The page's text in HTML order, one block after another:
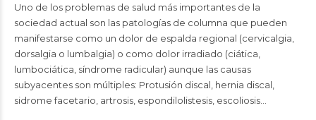
Uno de los problemas de salud más importantes de la
sociedad actual son las patologías de columna que pueden
manifestarse como un dolor de espalda regional (cervicalgia,
dorsalgia o lumbalgia) o como dolor irradiado (ciática,
lumbociática, síndrome radicular) aunque las causas
subyacentes son múltiples: Protusión discal, hernia discal,
sidrome facetario, artrosis, espondilolistesis, escoliosis…